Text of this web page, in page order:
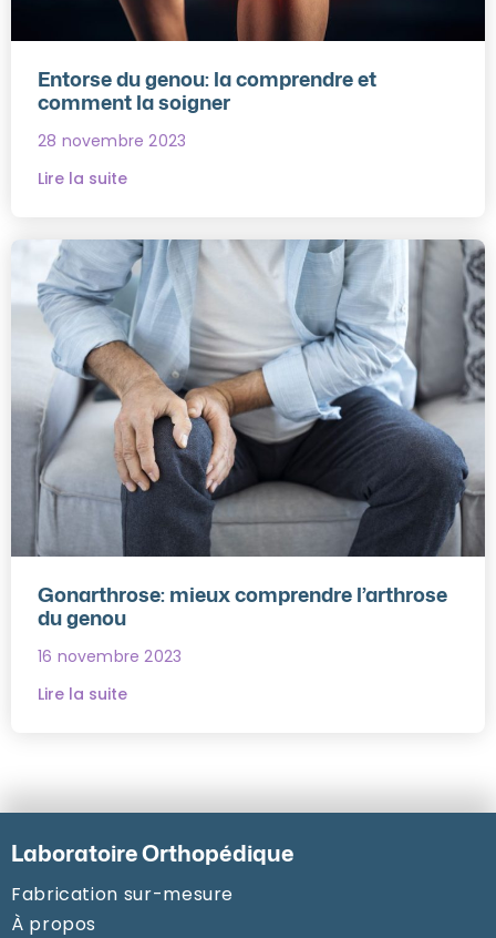
Entorse du genou: la comprendre et
comment la soigner
28 novembre 2023
Lire la suite
Gonarthrose: mieux comprendre l’arthrose
du genou
16 novembre 2023
Lire la suite
Laboratoire Orthopédique
Fabrication sur-mesure
À propos